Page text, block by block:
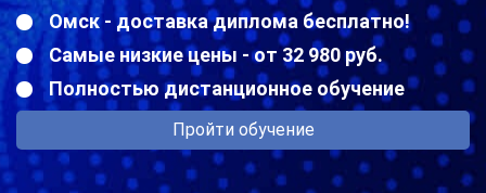
Омск - доставка диплома бесплатно!
Самые низкие цены - от 32 980 руб.
Полностью дистанционное обучение
Пройти обучение